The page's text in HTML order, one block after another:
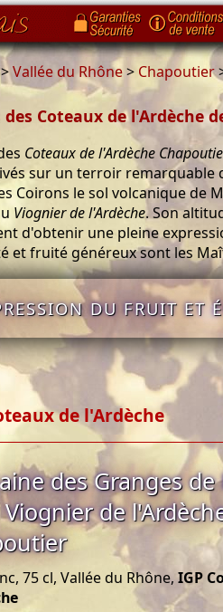
Vallée du Rhône> Chapoutier
des Coteaux de l'Ardèche
Coteaux de l'Ardèche
sur un terroir remarquable
Coirons le sol volcanique de
Viognier de l'Ardèche. Son
d'obtenir une pleine
et fruité généreux sont les
DU FRUIT ET
de l'Ardèche
des Granges
Viognier de
75 cl, Vallée du Rhône, IGP